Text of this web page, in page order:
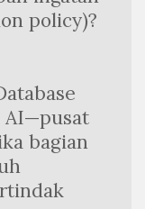
policy)?
AI—pusat
bagian